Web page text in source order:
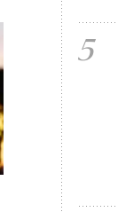
5